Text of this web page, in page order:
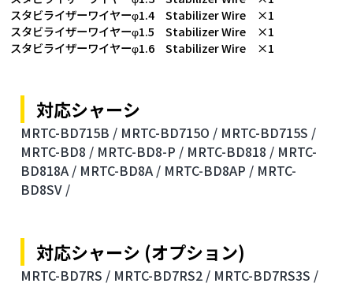
スタビライザーワイヤーφ1.4 Stabilizer Wire ×1
スタビライザーワイヤーφ1.5 Stabilizer Wire ×1
スタビライザーワイヤーφ1.6 Stabilizer Wire ×1
対応シャーシ
MRTC-BD715B / MRTC-BD715O / MRTC-BD715S /
MRTC-BD8 / MRTC-BD8-P / MRTC-BD818 / MRTC-
BD818A / MRTC-BD8A / MRTC-BD8AP / MRTC-
BD8SV /
対応シャーシ (オプション)
MRTC-BD7RS / MRTC-BD7RS2 / MRTC-BD7RS3S /